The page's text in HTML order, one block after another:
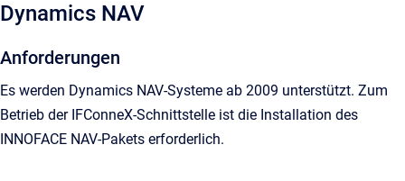
Dynamics NAV
Anforderungen
Es werden Dynamics NAV-Systeme ab 2009 unterstützt. Zum
Betrieb der IFConneX-Schnittstelle ist die Installation des
INNOFACE NAV-Pakets erforderlich.